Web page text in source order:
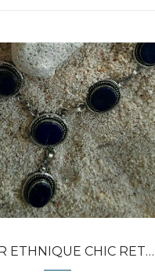
Dans mon panier
APERÇU RAPIDE
CHIC RETRO ORNE LAPIS LAZULI